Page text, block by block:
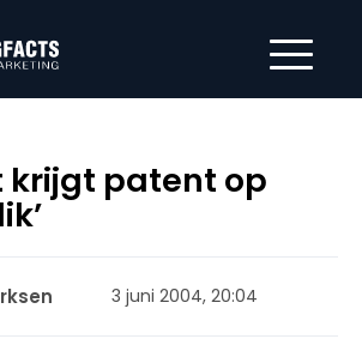
krijgt patent op
3 juni 2004, 20:04